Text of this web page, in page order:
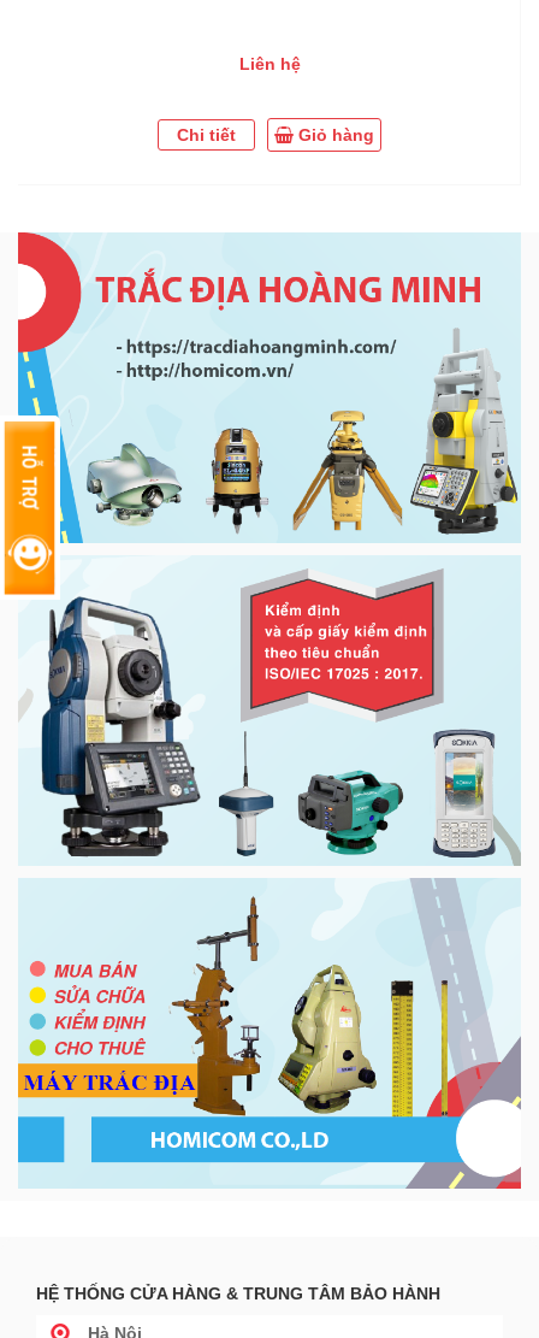
Liên hệ
Chi tiết Giỏ hàng
HỆ THỐNG CỬA HÀNG & TRUNG TÂM BẢO HÀNH
Hà Nội